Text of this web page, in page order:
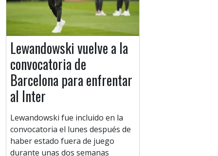
Lewandowski vuelve a la
convocatoria de
Barcelona para enfrentar
al Inter
Lewandowski fue incluido en la
convocatoria el lunes después de
haber estado fuera de juego
durante unas dos semanas